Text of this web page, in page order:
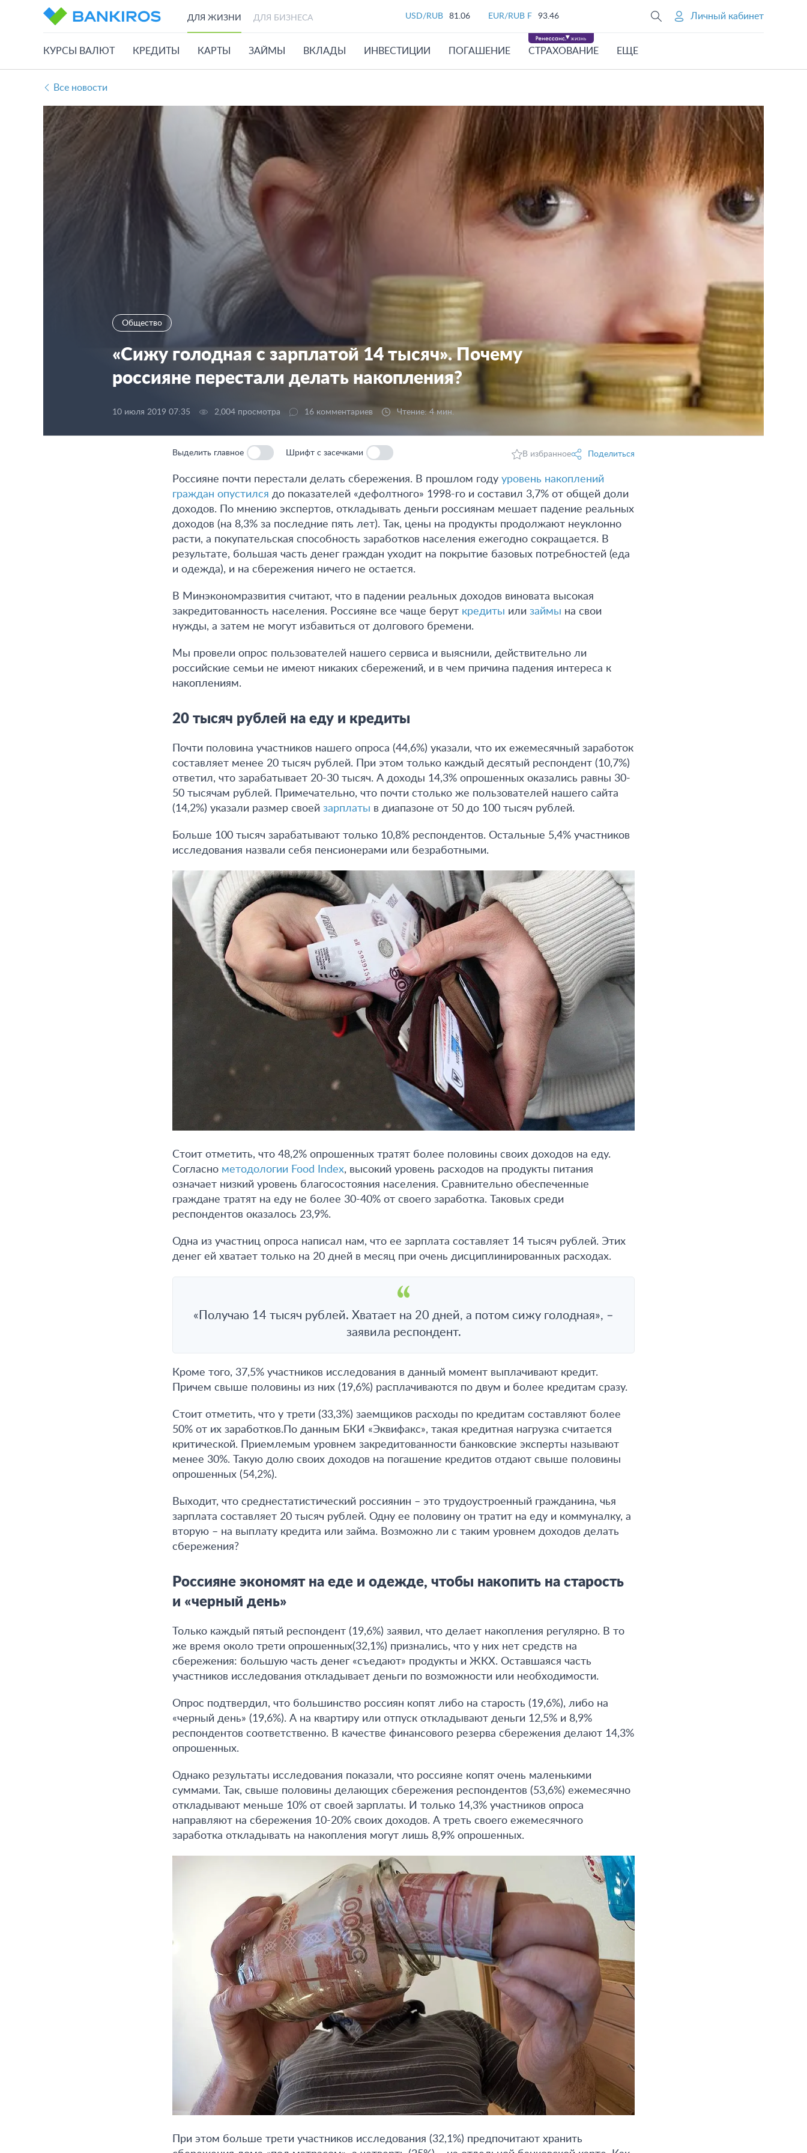
ДЛЯ ЖИЗНИ ДЛЯ БИЗНЕСА USD/RUB 81.06 EUR/RUB F 93.46 Личный кабинет
КУРСЫ ВАЛЮТ КРЕДИТЫ КАРТЫ ЗАЙМЫ ВКЛАДЫ ИНВЕСТИЦИИ ПОГАШЕНИЕ СТРАХОВАНИЕ ЕЩЕ
Все новости
Общество
«Сижу голодная с зарплатой 14 тысяч». Почему
россияне перестали делать накопления?
10 июля 2019 07:35 2,004 просмотра 16 комментариев Чтение: 4 мин.
Выделить главное Шрифт с засечками В избранное Поделиться
Россияне почти перестали делать сбережения. В прошлом году уровень накоплений
граждан опустился до показателей «дефолтного» 1998-го и составил 3,7% от общей доли
доходов. По мнению экспертов, откладывать деньги россиянам мешает падение реальных
доходов (на 8,3% за последние пять лет). Так, цены на продукты продолжают неуклонно
расти, а покупательская способность заработков населения ежегодно сокращается. В
результате, большая часть денег граждан уходит на покрытие базовых потребностей (еда
и одежда), и на сбережения ничего не остается.
В Минэкономразвития считают, что в падении реальных доходов виновата высокая
закредитованность населения. Россияне все чаще берут кредиты или займы на свои
нужды, а затем не могут избавиться от долгового бремени.
Мы провели опрос пользователей нашего сервиса и выяснили, действительно ли
российские семьи не имеют никаких сбережений, и в чем причина падения интереса к
накоплениям.
20 тысяч рублей на еду и кредиты
Почти половина участников нашего опроса (44,6%) указали, что их ежемесячный заработок
составляет менее 20 тысяч рублей. При этом только каждый десятый респондент (10,7%)
ответил, что зарабатывает 20-30 тысяч. А доходы 14,3% опрошенных оказались равны 30-
50 тысячам рублей. Примечательно, что почти столько же пользователей нашего сайта
(14,2%) указали размер своей зарплаты в диапазоне от 50 до 100 тысяч рублей.
Больше 100 тысяч зарабатывают только 10,8% респондентов. Остальные 5,4% участников
исследования назвали себя пенсионерами или безработными.
Стоит отметить, что 48,2% опрошенных тратят более половины своих доходов на еду.
Согласно методологии Food Index, высокий уровень расходов на продукты питания
означает низкий уровень благосостояния населения. Сравнительно обеспеченные
граждане тратят на еду не более 30-40% от своего заработка. Таковых среди
респондентов оказалось 23,9%.
Одна из участниц опроса написал нам, что ее зарплата составляет 14 тысяч рублей. Этих
денег ей хватает только на 20 дней в месяц при очень дисциплинированных расходах.
«Получаю 14 тысяч рублей. Хватает на 20 дней, а потом сижу голодная», –
заявила респондент.
Кроме того, 37,5% участников исследования в данный момент выплачивают кредит.
Причем свыше половины из них (19,6%) расплачиваются по двум и более кредитам сразу.
Стоит отметить, что у трети (33,3%) заемщиков расходы по кредитам составляют более
50% от их заработков.По данным БКИ «Эквифакс», такая кредитная нагрузка считается
критической. Приемлемым уровнем закредитованности банковские эксперты называют
менее 30%. Такую долю своих доходов на погашение кредитов отдают свыше половины
опрошенных (54,2%).
Выходит, что среднестатистический россиянин – это трудоустроенный гражданина, чья
зарплата составляет 20 тысяч рублей. Одну ее половину он тратит на еду и коммуналку, а
вторую – на выплату кредита или займа. Возможно ли с таким уровнем доходов делать
сбережения?
Россияне экономят на еде и одежде, чтобы накопить на старость
и «черный день»
Только каждый пятый респондент (19,6%) заявил, что делает накопления регулярно. В то
же время около трети опрошенных(32,1%) признались, что у них нет средств на
сбережения: большую часть денег «съедают» продукты и ЖКХ. Оставшаяся часть
участников исследования откладывает деньги по возможности или необходимости.
Опрос подтвердил, что большинство россиян копят либо на старость (19,6%), либо на
«черный день» (19,6%). А на квартиру или отпуск откладывают деньги 12,5% и 8,9%
респондентов соответственно. В качестве финансового резерва сбережения делают 14,3%
опрошенных.
Однако результаты исследования показали, что россияне копят очень маленькими
суммами. Так, свыше половины делающих сбережения респондентов (53,6%) ежемесячно
откладывают меньше 10% от своей зарплаты. И только 14,3% участников опроса
направляют на сбережения 10-20% своих доходов. А треть своего ежемесячного
заработка откладывать на накопления могут лишь 8,9% опрошенных.
При этом больше трети участников исследования (32,1%) предпочитают хранить